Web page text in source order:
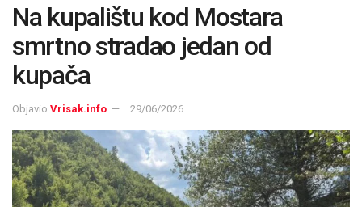
Na kupalištu kod Mostara
smrtno stradao jedan od
kupača
Objavio Vrisak.info 29/06/2026